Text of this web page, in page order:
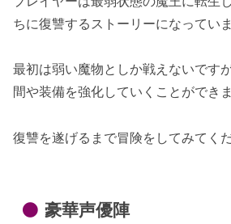
ちに復讐するストーリーになっていま
最初は弱い魔物としか戦えないです
間や装備を強化していくことができま
復讐を遂げるまで冒険をしてみてく
豪華声優陣